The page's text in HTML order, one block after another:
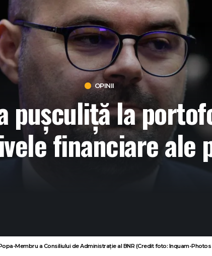
OPINII
pușculiță la
financiare ale
Membru a Consiliului de Administrație al BNR (Credit foto: Inquam-